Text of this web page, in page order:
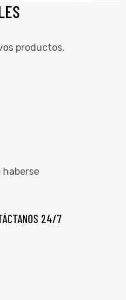
productos,
haberse
24/7